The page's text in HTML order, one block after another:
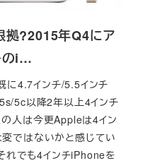
拠?2015年Q4にア
のi…
4.7インチ/5.5インチ
5c以降2年以上4インチ
人は今更Appleは4イン
ではないかと感じてい
れでも4インチiPhoneを